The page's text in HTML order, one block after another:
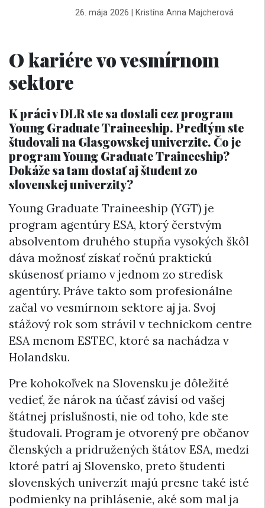
26. mája 2026 Kristína Anna Majcherová
O kariére vo vesmírnom
sektore
K práci v DLR ste sa dostali cez program
Young Graduate Traineeship. Predtým ste
študovali na Glasgowskej univerzite. Čo je
program Young Graduate Traineeship?
Dokáže sa tam dostať aj študent zo
slovenskej univerzity?
Young Graduate Traineeship (YGT) je
program agentúry ESA, ktorý čerstvým
absolventom druhého stupňa vysokých škôl
dáva možnosť získať ročnú praktickú
skúsenosť priamo v jednom zo stredísk
agentúry. Práve takto som profesionálne
začal vo vesmírnom sektore aj ja. Svoj
stážový rok som strávil v technickom centre
ESA menom ESTEC, ktoré sa nachádza v
Holandsku.
Pre kohokoľvek na Slovensku je dôležité
vedieť, že nárok na účasť závisí od vašej
štátnej príslušnosti, nie od toho, kde ste
študovali. Program je otvorený pre občanov
členských a pridružených štátov ESA, medzi
ktoré patrí aj Slovensko, preto študenti
slovenských univerzít majú presne také isté
podmienky na prihlásenie, aké som mal ja